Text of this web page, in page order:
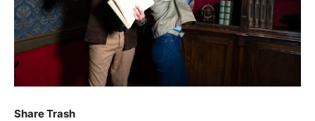
Share Trash